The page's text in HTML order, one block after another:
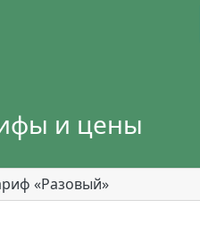
и цены
«Разовый»